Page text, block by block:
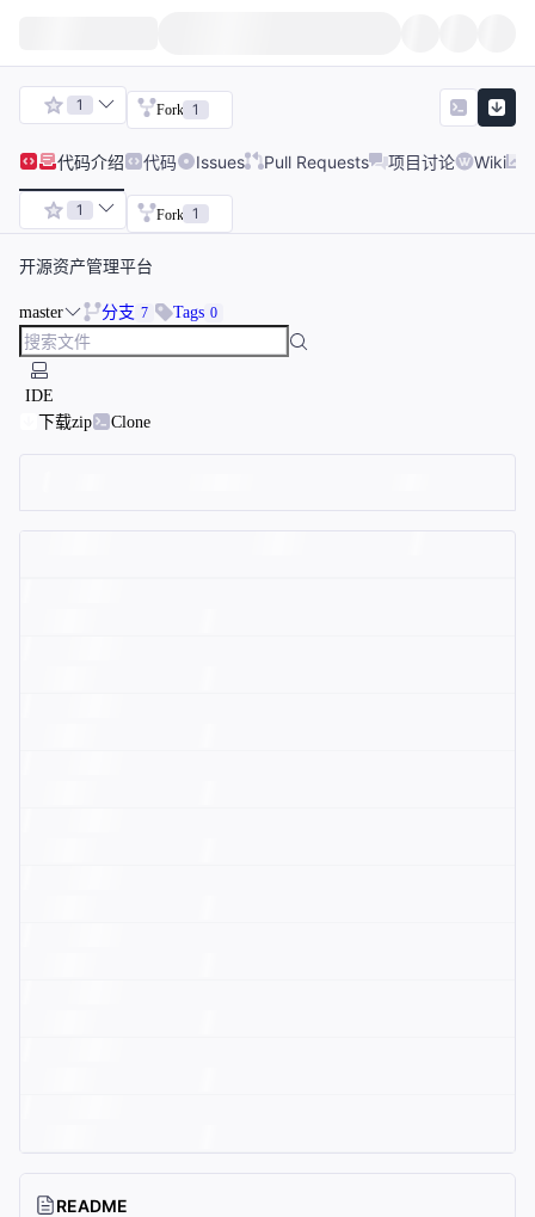
1 Fork 1
代码介绍 代码 Issues Pull Requests 项目讨论 Wiki
1 Fork 1
开源资产管理平台
master 分支 7 Tags 0
IDE
下载zip
Clone
README